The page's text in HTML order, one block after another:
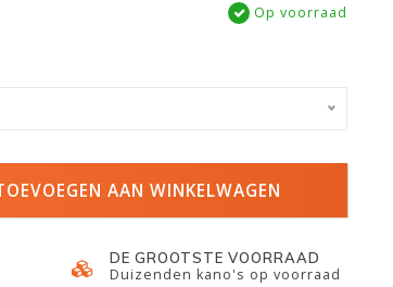
Op voorraad
AAN WINKELWAGEN
DE GROOTSTE VOORRAAD
Duizenden kano's op voorraad